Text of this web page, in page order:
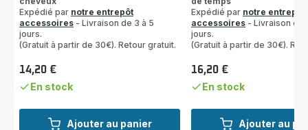
Ajouter au panier
Expédié par notre entrepôt
accessoires - Livraison de 3 à 5
jours.
(Gratuit à partir de 30€). Retour gratuit.
Prix
14,20 €
En stock
Ajouter au
Expédié par notre entrepôt
accessoires - Livraison de
jours.
(Gratuit à partir de 30€).
Prix
16,20 €
En stock